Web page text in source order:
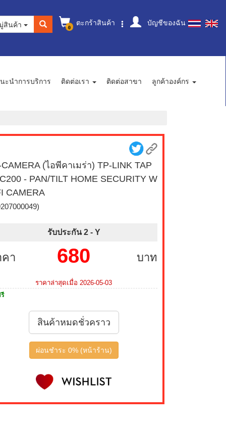
0 ตะกร้าสินค้า บัญชีของฉัน
สินค้า
ะนำการบริการ ติดต่อเรา ติดต่อสาขา ลูกค้าองค์กร
(ไอพีคาเมร่า) TP-LINK TAP
- PAN/TILT HOME SECURITY W
CAMERA
รับประกัน 2 - Y
คา บาท
680
ราคาล่าสุดเมื่อ 2026-05-03
สินค้าหมดชั่วคราว
ผ่อนชำระ 0% (หน้าร้าน)